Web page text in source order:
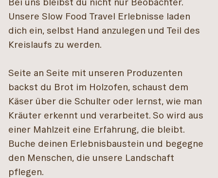
Bei uns bleibst du nicht nur Beobachter.
Unsere Slow Food Travel Erlebnisse laden
dich ein, selbst Hand anzulegen und Teil des
Kreislaufs zu werden.
Seite an Seite mit unseren Produzenten
backst du Brot im Holzofen, schaust dem
Käser über die Schulter oder lernst, wie man
Kräuter erkennt und verarbeitet. So wird aus
einer Mahlzeit eine Erfahrung, die bleibt.
Buche deinen Erlebnisbaustein und begegne
den Menschen, die unsere Landschaft
pflegen.